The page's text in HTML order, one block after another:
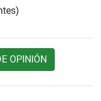
OPINIÓN